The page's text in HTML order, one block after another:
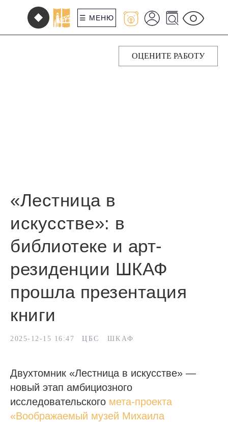
☰ МЕНЮ
ОЦЕНИТЕ РАБОТУ
«Лестница в
искусстве»: в
библиотеке и арт-
резиденции ШКАФ
прошла презентация
книги
2025-12-15 16:47 ЦБС ШКАФ
Двухтомник «Лестница в искусстве» —
новый этап амбициозного
исследовательского мета-проекта
«Воображаемый музей Михаила